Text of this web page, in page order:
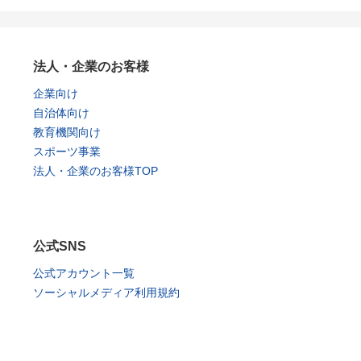
法人・企業のお客様
企業向け
自治体向け
教育機関向け
スポーツ事業
法人・企業のお客様TOP
公式SNS
公式アカウント一覧
ソーシャルメディア利用規約